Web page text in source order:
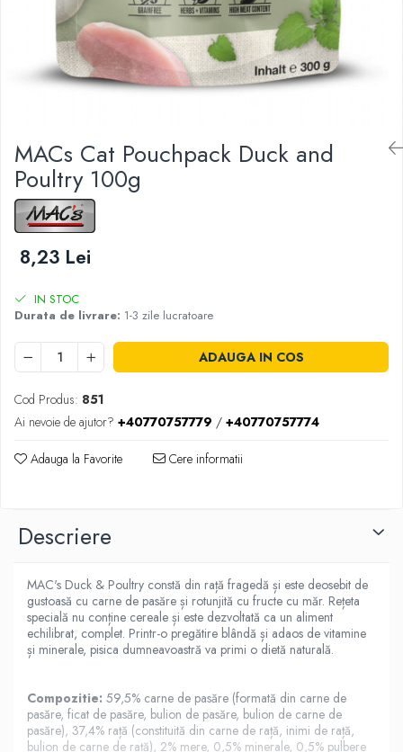
ACCESORII
Dieta
INGRIJIRE
JUCARII
NISIP & ASTERNUT IGIENIC
RECOMPENSE
PASARI EXOTICE
HRANA
Donatii hrana
petexpress PLUS+
Promotii si oferte
ROZATOARE
MACs Cat Pouchpack Duck and
Poultry 100g
8,23 Lei
IN STOC
Durata de livrare: 1-3 zile lucratoare
ADAUGA IN COS
Cod Produs: 851
Ai nevoie de ajutor? +40770757779 / +40770757774
Adauga la Favorite Cere informatii
Descriere
MAC's Duck & Poultry constă din rață fragedă și este deosebit de
gustoasă cu carne de pasăre și rotunjită cu fructe cu măr. Rețeta
specială nu conține cereale și este dezvoltată ca un aliment
echilibrat, complet. Printr-o pregătire blândă și adaos de vitamine
și minerale, pisica dumneavoastră va primi o dietă naturală.
Compozitie: 59,5% carne de pasăre (formată din carne de
pasăre, ficat de pasăre, bulion de pasăre, bulion de carne de
pasăre), 37,4% rață (constituită din carne de rață, inimi de rață,
bulion de carne de rață), 2% mere, 0,5% minerale, 0,5% pulbere